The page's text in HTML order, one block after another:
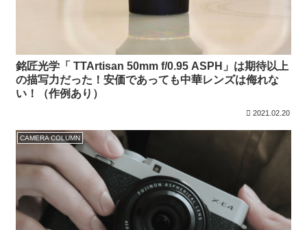
銘匠光学「 TTArtisan 50mm f/0.95 ASPH」は期待以上
の描写力だった！安価であっても中華レンズは侮れな
い！（作例あり）
2021.02.20
CAMERA COLUMN